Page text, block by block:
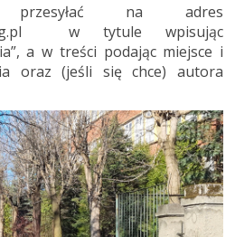
przesyłać na adres
w tytule wpisując
a w treści podając miejsce i
oraz (jeśli się chce) autora